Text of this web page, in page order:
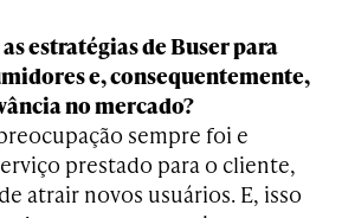
estratégias de Buser para
e, consequentemente,
no mercado?
sempre foi e
prestado para o cliente,
atrair novos usuários. E, isso